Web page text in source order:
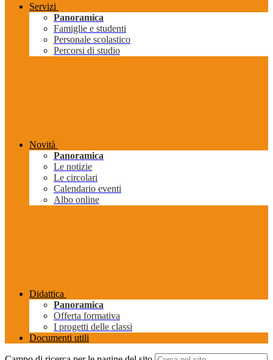
Servizi
Panoramica
Famiglie e studenti
Personale scolastico
Percorsi di studio
Novità
Panoramica
Le notizie
Le circolari
Calendario eventi
Albo online
Didattica
Panoramica
Offerta formativa
I progetti delle classi
Documenti utili